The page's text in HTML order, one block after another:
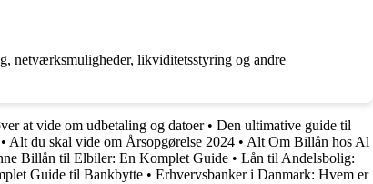
netværksmuligheder, likviditetsstyring og andre
at vide om udbetaling og datoer• Den ultimative guide til
Alt du skal vide om Årsopgørelse 2024 • Alt Om Billån hos Al
Billån til Elbiler: En Komplet Guide • Lån til Andelsbolig:
Guide til Bankbytte • Erhvervsbanker i Danmark: Hvem er